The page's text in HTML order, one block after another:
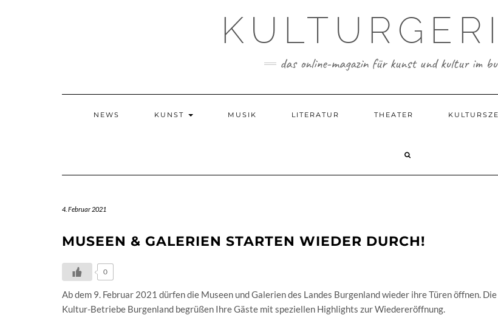
das online-magazin für kunst und kultur im
NEWS KUNST MUSIK LITERATUR THEATER
4. Februar 2021
MUSEEN & GALERIEN STARTEN WIEDER DURCH!
0
Ab dem 9. Februar 2021 dürfen die Museen und Galerien des Landes Burgenland wieder ihre Türen öffnen. Die
Kultur-Betriebe Burgenland begrüßen Ihre Gäste mit speziellen Highlights zur Wiedereröffnung.